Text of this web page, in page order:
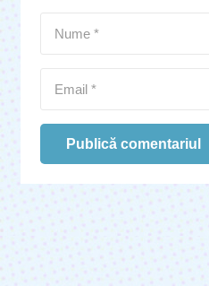
Publică comentariul